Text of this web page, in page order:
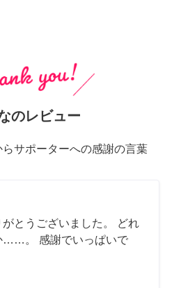
のレビュー
サポーターへの感謝の言葉
とうございました。 どれ
……。 感謝でいっぱいで